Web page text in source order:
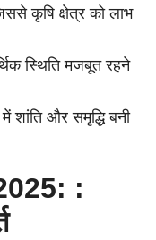
कृषि क्षेत्र को लाभ
स्थिति मजबूत रहने
शांति और समृद्धि बनी
: